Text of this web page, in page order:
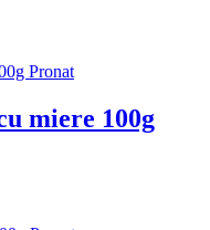
miere 100g